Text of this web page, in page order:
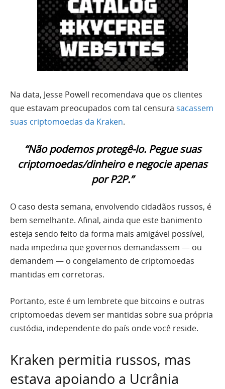
Na data, Jesse Powell recomendava que os clientes
que estavam preocupados com tal censura sacassem
suas criptomoedas da Kraken.
“Não podemos protegê-lo. Pegue suas
criptomoedas/dinheiro e negocie apenas
por P2P.”
O caso desta semana, envolvendo cidadãos russos, é
bem semelhante. Afinal, ainda que este banimento
esteja sendo feito da forma mais amigável possível,
nada impediria que governos demandassem — ou
demandem — o congelamento de criptomoedas
mantidas em corretoras.
Portanto, este é um lembrete que bitcoins e outras
criptomoedas devem ser mantidas sobre sua própria
custódia, independente do país onde você reside.
Kraken permitia russos, mas
estava apoiando a Ucrânia